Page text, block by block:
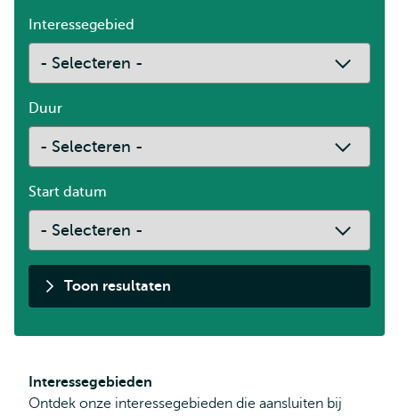
Interessegebied
Duur
Start datum
Toon resultaten
Interessegebieden
Ontdek onze interessegebieden die aansluiten bij